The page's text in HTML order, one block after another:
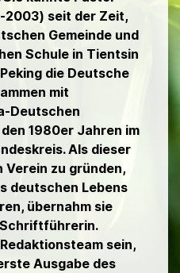
2003) seit der Zeit,
Gemeinde und
Schule in Tientsin
die Deutsche
mit
Deutschen
1980er Jahren im
Als dieser
Verein zu gründen,
deutschen Lebens
übernahm sie
sein,
Ausgabe des